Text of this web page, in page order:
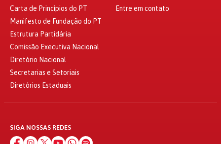
Carta de Princípios do PT
Manifesto de Fundação do PT
Estrutura Partidária
Comissão Executiva Nacional
Diretório Nacional
Secretarias e Setoriais
Diretórios Estaduais
Entre em contato
SIGA NOSSAS REDES